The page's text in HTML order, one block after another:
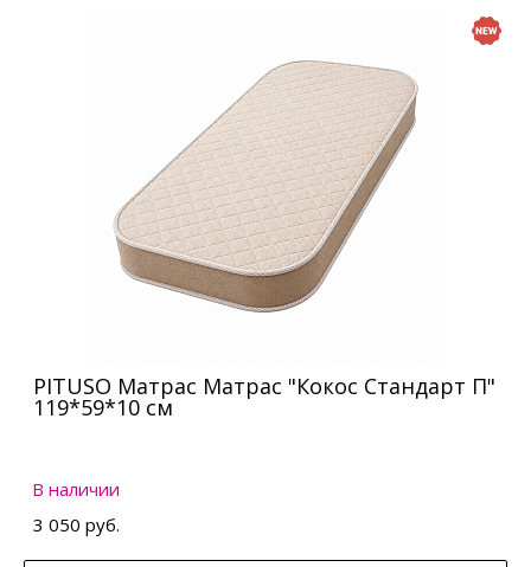
PITUSO Матрас Матрас "Кокос Стандарт П"
119*59*10 см
В наличии
3 050 руб.